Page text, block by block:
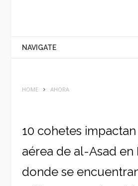
NAVIGATE
HOME AHORA
10 cohetes
aérea de al-Asad en
donde se